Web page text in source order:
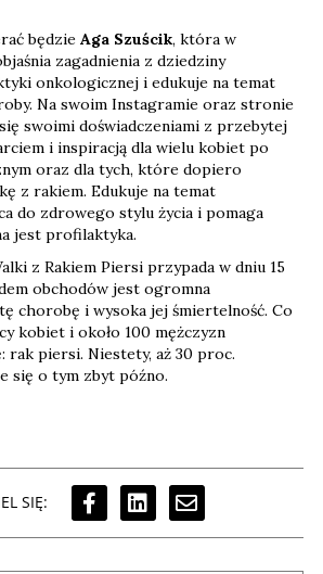
będzie Aga Szuścik, która w
zagadnienia z dziedziny
onkologicznej i edukuje na temat
Na swoim Instagramie oraz stronie
swoimi doświadczeniami z przebytej
i inspiracją dla wielu kobiet po
oraz dla tych, które dopiero
z rakiem. Edukuje na temat
do zdrowego stylu życia i pomaga
jest profilaktyka.
z Rakiem Piersi przypada w dniu 15
obchodów jest ogromna
chorobę i wysoka jej śmiertelność. Co
kobiet i około 100 mężczyzn
rak piersi. Niestety, aż 30 proc.
się o tym zbyt późno.
SIĘ: